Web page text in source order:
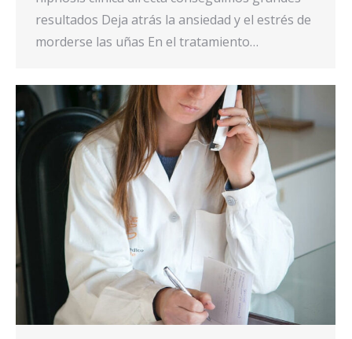
resultados Deja atrás la ansiedad y el estrés de
morderse las uñas En el tratamiento…